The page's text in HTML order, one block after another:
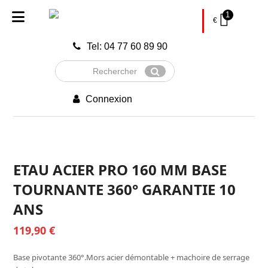
Tel: 04 77 60 89 90
Rechercher
Envoyer
Connexion
€
1
ETAU ACIER PRO 160 MM BASE
TOURNANTE 360° GARANTIE 10
ANS
119,90€
Base pivotante 360°.Mors acier démontable + machoire de serrage